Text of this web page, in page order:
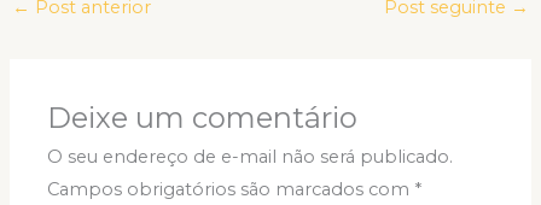
← Post anterior Post seguinte →
Deixe um comentário
O seu endereço de e-mail não será publicado.
Campos obrigatórios são marcados com *